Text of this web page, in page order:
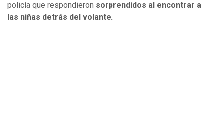
policía que respondieron sorprendidos al encontrar a
las niñas detrás del volante.